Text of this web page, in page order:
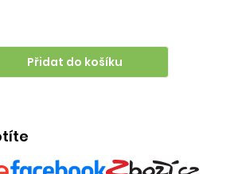
Přidat do košíku